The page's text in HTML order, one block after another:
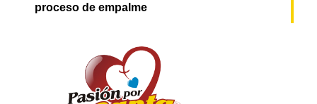
proceso de empalme